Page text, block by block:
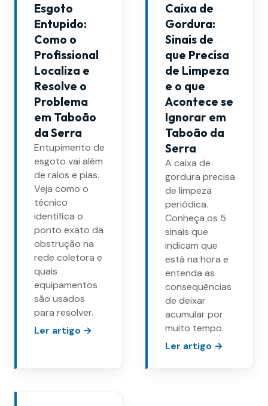
Esgoto
Entupido:
Como o
Profissional
Localiza e
Resolve o
Problema
em Taboão
da Serra
Entupimento de
esgoto vai além
de ralos e pias.
Veja como o
técnico
identifica o
ponto exato da
obstrução na
rede coletora e
quais
equipamentos
são usados
para resolver.
Ler artigo →
Caixa de
Gordura:
Sinais de
que Precisa
de Limpeza
e o que
Acontece se
Ignorar em
Taboão da
Serra
A caixa de
gordura precisa
de limpeza
periódica.
Conheça os 5
sinais que
indicam que
está na hora e
entenda as
consequências
de deixar
acumular por
muito tempo.
Ler artigo →